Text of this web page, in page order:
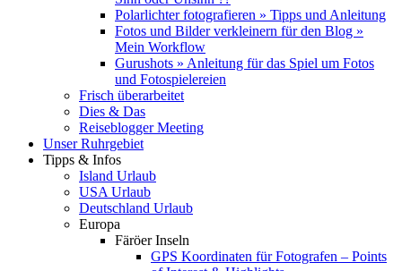
Polarlichter fotografieren » Tipps und Anleitung
Fotos und Bilder verkleinern für den Blog »
Mein Workflow
Gurushots » Anleitung für das Spiel um Fotos
und Fotospielereien
Frisch überarbeitet
Dies & Das
Reiseblogger Meeting
Unser Ruhrgebiet
Tipps & Infos
Island Urlaub
USA Urlaub
Deutschland Urlaub
Europa
Färöer Inseln
GPS Koordinaten für Fotografen – Points